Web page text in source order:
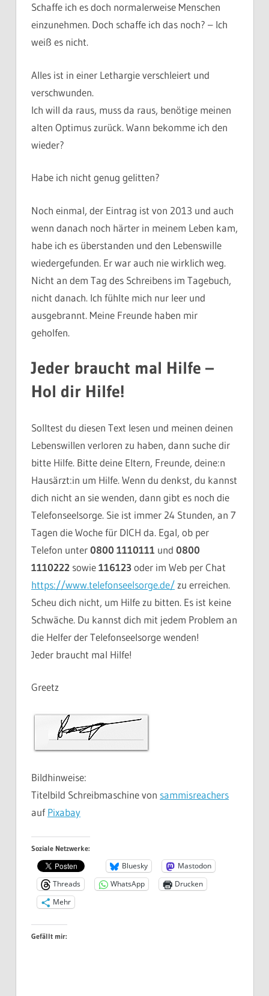
Schaffe ich es doch normalerweise Menschen
einzunehmen. Doch schaffe ich das noch? – Ich
weiß es nicht.
Alles ist in einer Lethargie verschleiert und
verschwunden.
Ich will da raus, muss da raus, benötige meinen
alten Optimus zurück. Wann bekomme ich den
wieder?
Habe ich nicht genug gelitten?
Noch einmal, der Eintrag ist von 2013 und auch
wenn danach noch härter in meinem Leben kam,
habe ich es überstanden und den Lebenswille
wiedergefunden. Er war auch nie wirklich weg.
Nicht an dem Tag des Schreibens im Tagebuch,
nicht danach. Ich fühlte mich nur leer und
ausgebrannt. Meine Freunde haben mir
geholfen.
Jeder braucht mal Hilfe –
Hol dir Hilfe!
Solltest du diesen Text lesen und meinen deinen
Lebenswillen verloren zu haben, dann suche dir
bitte Hilfe. Bitte deine Eltern, Freunde, deine:n
Hausärzt:in um Hilfe. Wenn du denkst, du kannst
dich nicht an sie wenden, dann gibt es noch die
Telefonseelsorge. Sie ist immer 24 Stunden, an 7
Tagen die Woche für DICH da. Egal, ob per
Telefon unter0800 1110111 und 0800
1110222 sowie116123oder im Web per Chat
https://www.telefonseelsorge.de/ zu erreichen.
Scheu dich nicht, um Hilfe zu bitten. Es ist keine
Schwäche. Du kannst dich mit jedem Problem an
die Helfer der Telefonseelsorge wenden!
Jeder braucht mal Hilfe!
Greetz
Bildhinweise:
Titelbild Schreibmaschine von sammisreachers
aufPixabay
Soziale Netzwerke:
Bluesky
Mastodon
Threads
WhatsApp
Drucken
Mehr
Gefällt mir: